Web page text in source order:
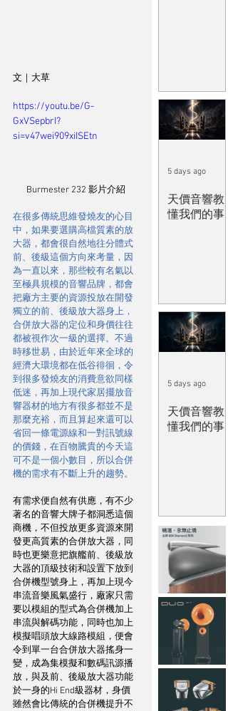
文｜大草
https://youtu.be/G-
GxVSepbrI?
si=v47wei909xiISEtn
Burmester 232 影片介紹
在很多傳統思維發燒友的心目
中，如果要選購高檔質素的放
大器，都會很自然地往分體式
前、後級這個方向來考量，因
為一直以來，那些較有名氣以
至極具規模的音響品牌，都會
把廠方主要的資源投放在開發
獨立的前、後級放大器身上，
合併放大器的定位和身價往往
都被視作次一級的選擇。不過
時移世易，由於近年來全球的
經濟大環境都在低谷徘徊，令
到很多發燒友的消費意欲同樣
低迷，再加上現代家居擺放音
響器材的地方有很多都並不是
那麼充裕，而且算起來還可以
省回一條電源線和一對訊號線
的價錢，在百物騰貴的今天這
可不是一個小數目，所以合併
機的需求有不斷上升的趨勢。
有需求便自然有供應，有不少
著名的音響大牌子都洞悉這個
商機，不但投放更多資源來開
發更高質素的合併放大器，同
時也更樂意把旗艦前、後級放
大器的頂級技術和設置下放到
合併機型號身上，再加上現今
串流音樂風氣盛行，廠家只需
要以模組的型式為合併機加上
串流與解碼功能，同時也加上
模擬唱頭放大線路模組，便會
令到單一台合併放大器搖身一
變，成為集模擬和數碼訊源播
放，與及前、後級放大器功能
於一身的Hi End級器材，身價
雖然會比傳統的合併機提升不
天價音響教
懂我們的事
5 days ago
天價音響教
懂我們的事
5 days ago